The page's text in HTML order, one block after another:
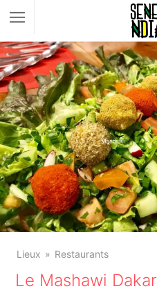
Lieux Restaurants
Le Mashawi Dakar